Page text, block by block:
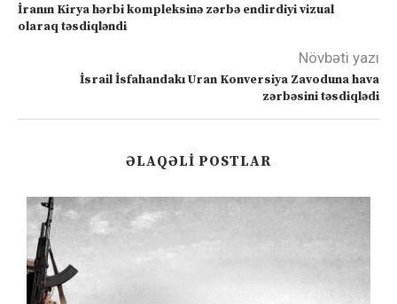
İranın Kirya hərbi kompleksinə zərbə endirdiyi vizual
olaraq təsdiqləndi
Növbəti yazı
İsrail İsfahandakı Uran Konversiya Zavoduna hava
zərbəsini təsdiqlədi
ƏLAQƏLI POSTLAR